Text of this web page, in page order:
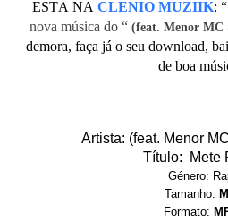
ESTÁ NA CLENIO MUZIIK: “
nova música do “ (feat. Menor MC
demora, faça já o seu download,
de boa
Artista: (feat. Menor
Título: Mete
Género:
Tamanho:
Formato: